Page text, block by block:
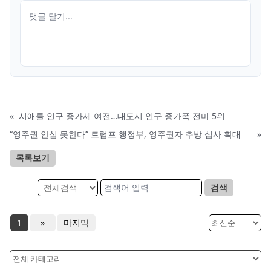
« 시애틀 인구 증가세 여전…대도시 인구 증가폭 전미 5위
“영주권 안심 못한다” 트럼프 행정부, 영주권자 추방 심사 확대
»
목록보기
검색
1 » 마지막